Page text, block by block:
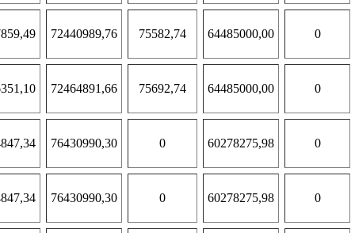
72440989,76 75582,74 64485000,00 0
72464891,66 75692,74 64485000,00 0
76430990,30 0 60278275,98 0
76430990,30 0 60278275,98 0